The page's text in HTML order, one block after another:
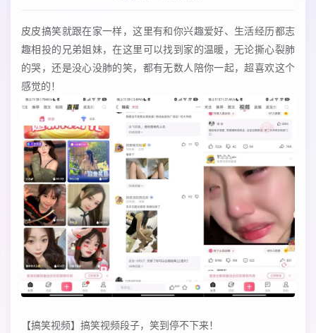
皮皮搞笑就跟在家一样，这里有和你兴趣爱好、生活经历都志
趣相投的兄弟姐妹，在这里可以找到家的温暖，无论撕心裂肺
的哭，还是没心没肺的笑，都有无数人陪你一起，超喜欢这个
感觉的！
【搞笑视频】搞笑视频段子，笑到停不下来！